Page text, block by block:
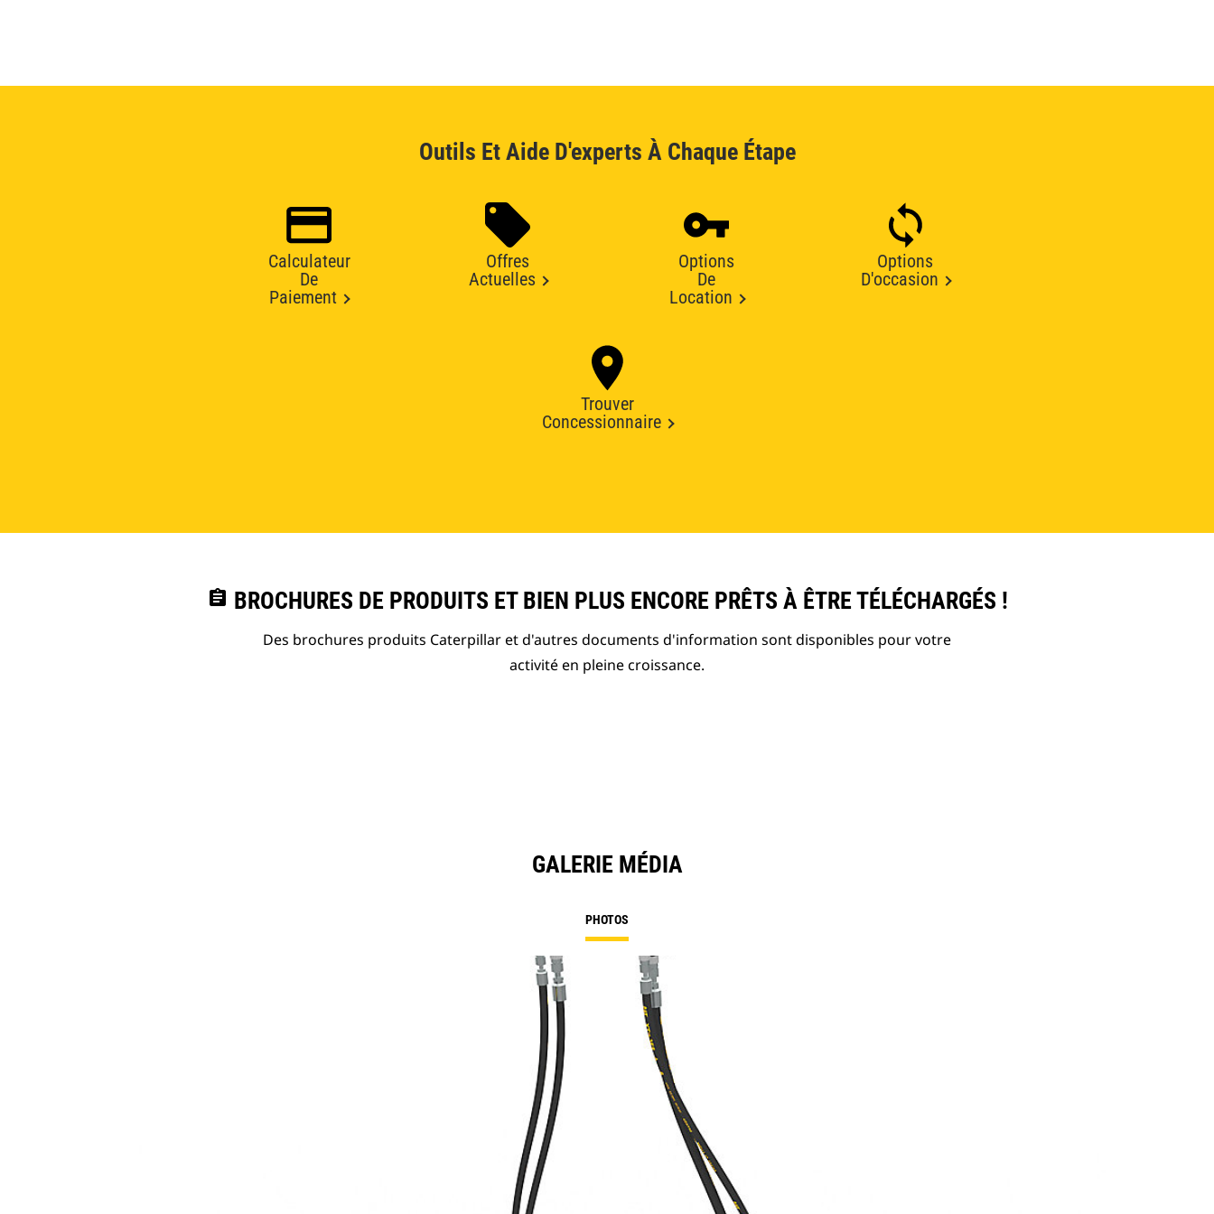
Outils Et Aide D'experts À Chaque Étape
Calculateur
De
Paiement
Offres
Actuelles
Options
De
Location
Options
D'occasion
Trouver
Concessionnaire
assignment BROCHURES DE PRODUITS ET BIEN PLUS ENCORE PRÊTS À ÊTRE TÉLÉCHARGÉS !
Des brochures produits Caterpillar et d'autres documents d'information sont disponibles pour votre
activité en pleine croissance.
GALERIE MÉDIA
PHOTOS